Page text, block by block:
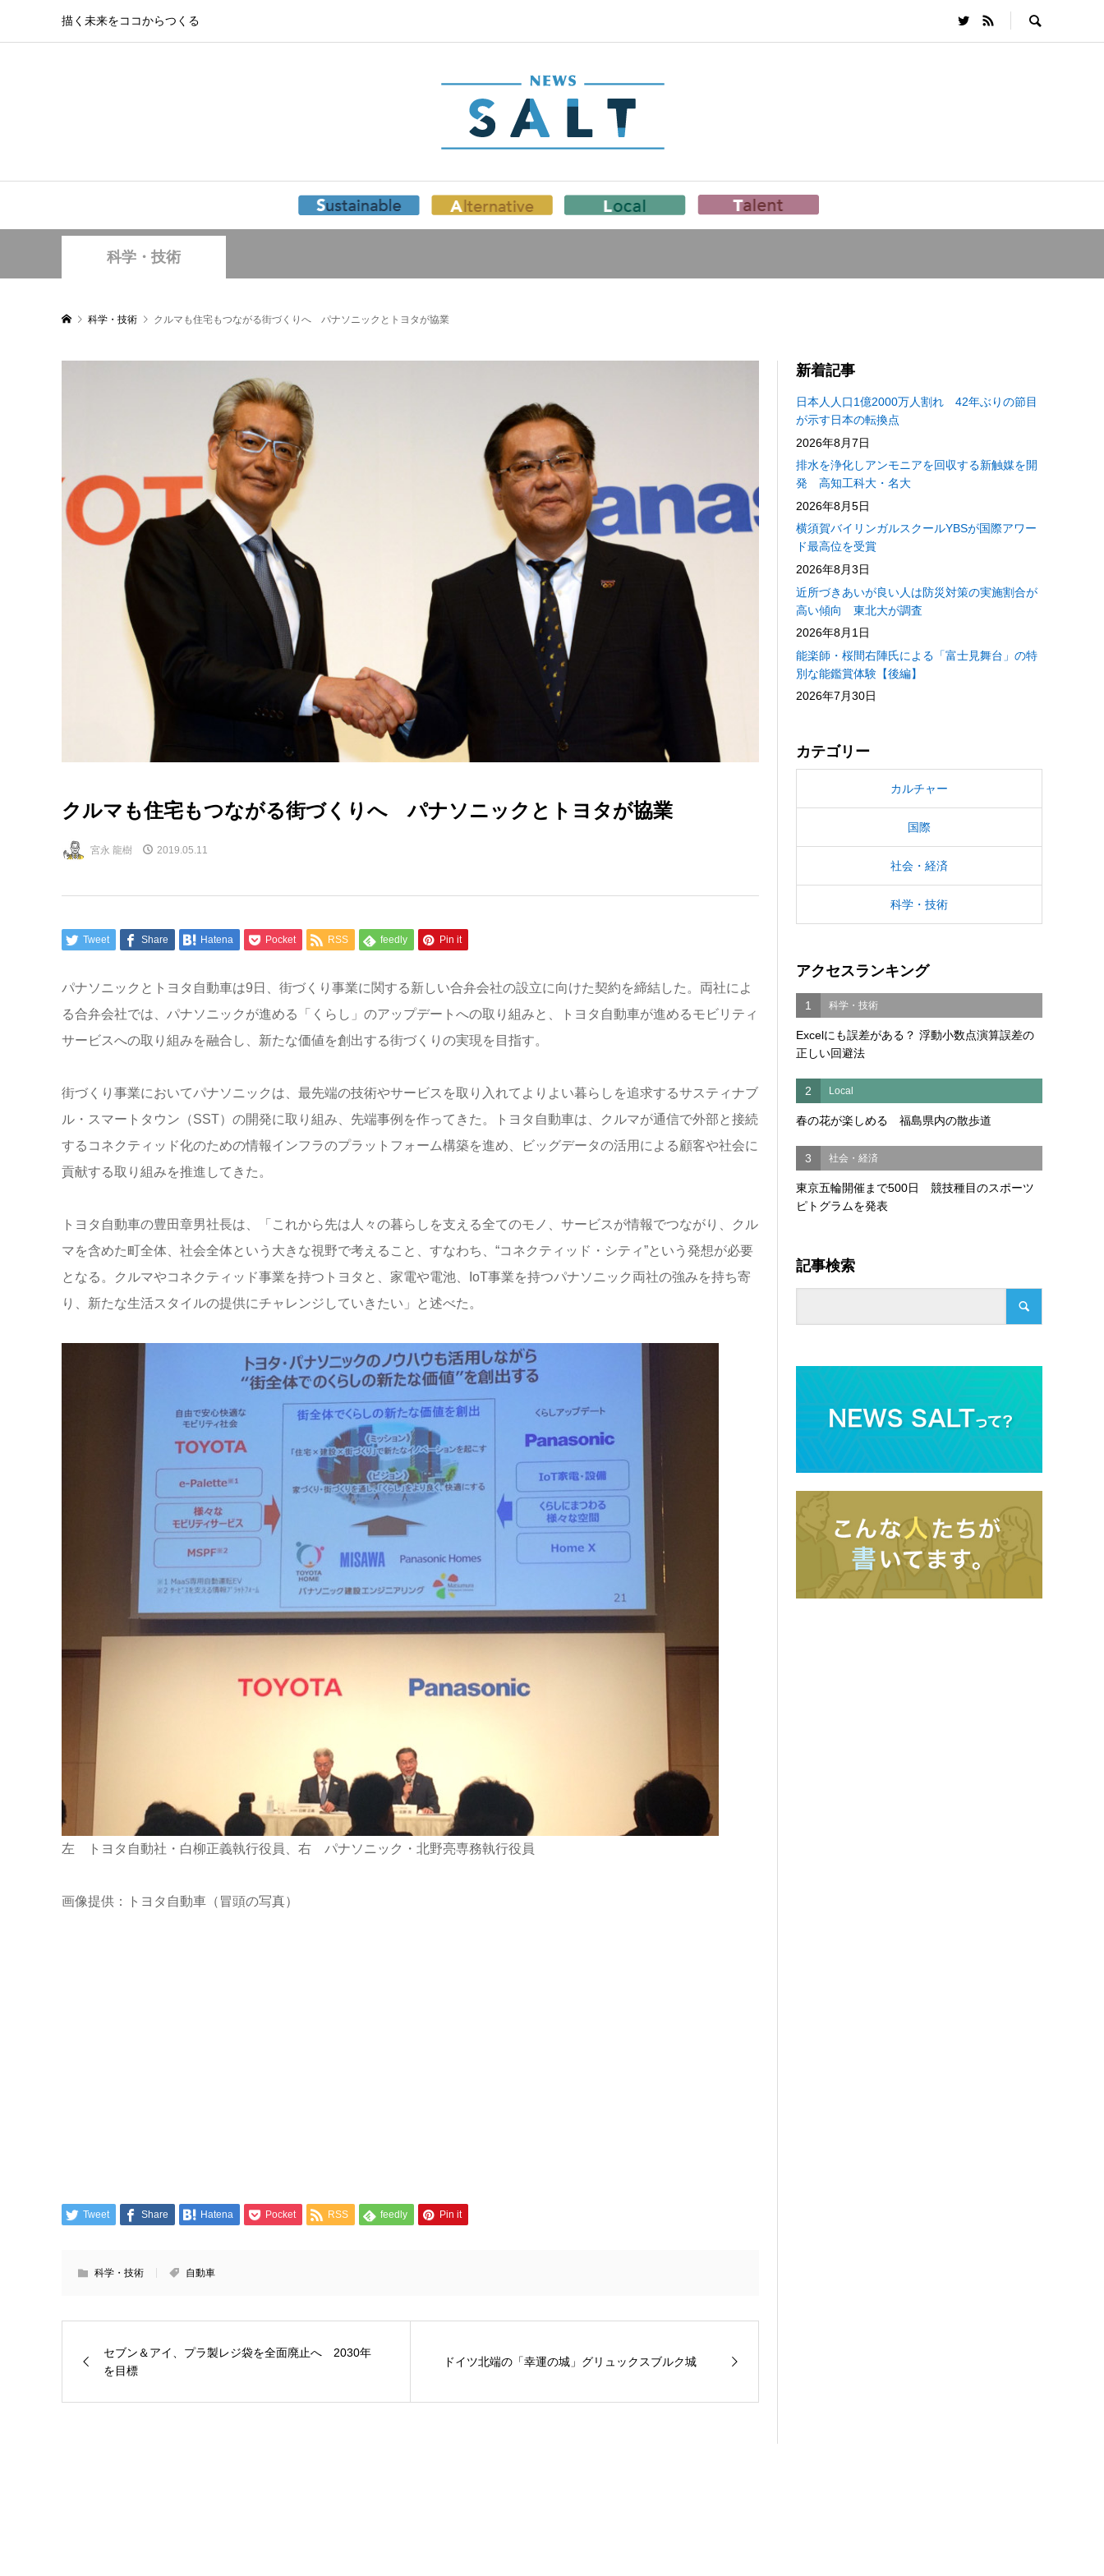
描く未来をココからつくる
科学・技術
科学・技術 クルマも住宅もつながる街づくりへ パナソニックとトヨタが協業
クルマも住宅もつながる街づくりへ パナソニックとトヨタが協業
宮永 龍樹 2019.05.11
Tweet Share Hatena Pocket RSS feedly Pin it
パナソニックとトヨタ自動車は9日、街づくり事業に関する新しい合弁会社の設立に向けた契約を締結した。両社によ
る合弁会社では、パナソニックが進める「くらし」のアップデートへの取り組みと、トヨタ自動車が進めるモビリティ
サービスへの取り組みを融合し、新たな価値を創出する街づくりの実現を目指す。
街づくり事業においてパナソニックは、最先端の技術やサービスを取り入れてよりよい暮らしを追求するサスティナブ
ル・スマートタウン（SST）の開発に取り組み、先端事例を作ってきた。トヨタ自動車は、クルマが通信で外部と接続
するコネクティッド化のための情報インフラのプラットフォーム構築を進め、ビッグデータの活用による顧客や社会に
貢献する取り組みを推進してきた。
トヨタ自動車の豊田章男社長は、「これから先は人々の暮らしを支える全てのモノ、サービスが情報でつながり、クル
マを含めた町全体、社会全体という大きな視野で考えること、すなわち、“コネクティッド・シティ”という発想が必要
となる。クルマやコネクティッド事業を持つトヨタと、家電や電池、IoT事業を持つパナソニック両社の強みを持ち寄
り、新たな生活スタイルの提供にチャレンジしていきたい」と述べた。
左 トヨタ自動社・白柳正義執行役員、右 パナソニック・北野亮専務執行役員
画像提供：トヨタ自動車（冒頭の写真）
Tweet Share Hatena Pocket RSS feedly Pin it
科学・技術 自動車
セブン＆アイ、プラ製レジ袋を全面廃止へ 2030年
を目標
ドイツ北端の「幸運の城」グリュックスブルク城
新着記事
日本人人口1億2000万人割れ 42年ぶりの節目
が示す日本の転換点
2026年8月7日
排水を浄化しアンモニアを回収する新触媒を開
発 高知工科大・名大
2026年8月5日
横須賀バイリンガルスクールYBSが国際アワー
ド最高位を受賞
2026年8月3日
近所づきあいが良い人は防災対策の実施割合が
高い傾向 東北大が調査
2026年8月1日
能楽師・桜間右陣氏による「富士見舞台」の特
別な能鑑賞体験【後編】
2026年7月30日
カテゴリー
カルチャー
国際
社会・経済
科学・技術
アクセスランキング
1 科学・技術
Excelにも誤差がある？ 浮動小数点演算誤差の
正しい回避法
2 Local
春の花が楽しめる 福島県内の散歩道
3 社会・経済
東京五輪開催まで500日 競技種目のスポーツ
ピトグラムを発表
記事検索